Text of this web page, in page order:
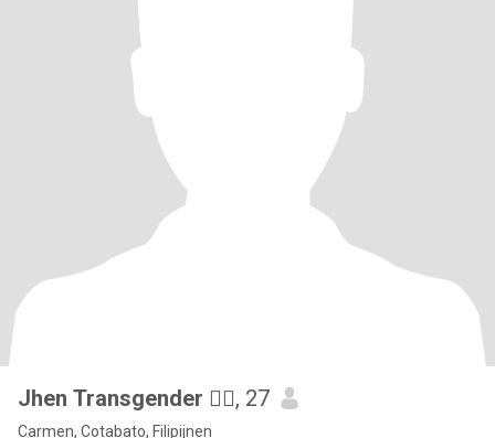
Jhen Transgender 🏳️‍🌈, 27
Carmen, Cotabato, Filipijnen